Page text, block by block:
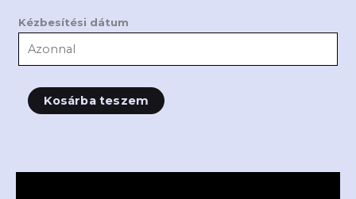
Kézbesítési dátum
Kosárba teszem